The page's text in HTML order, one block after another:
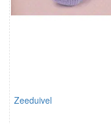
Zeeduivel